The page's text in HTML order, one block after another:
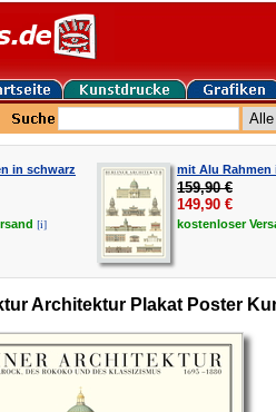
in schwarz
[i]
mit Alu Rahmen
159,90 €
149,90 €
kostenloser
Architektur Plakat Poster